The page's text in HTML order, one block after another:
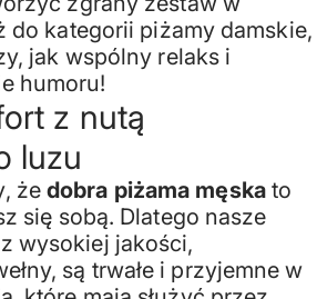
do kategorii piżamy damskie,
jak wspólny relaks i
humoru!
z nutą
luzu
że dobra piżama męskato
się sobą. Dlatego nasze
wysokiej jakości,
są trwałe i przyjemne w